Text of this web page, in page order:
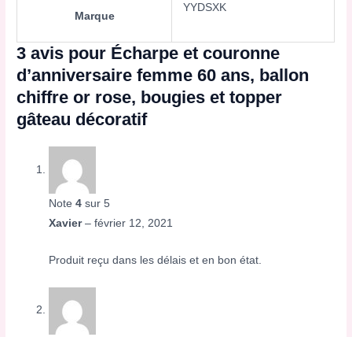
Marque
YYDSXK
3 avis pour Écharpe et couronne
d’anniversaire femme 60 ans, ballon
chiffre or rose, bougies et topper
gâteau décoratif
Note4 sur 5
Xavier– février 12, 2021
Produit reçu dans les délais et en bon état.